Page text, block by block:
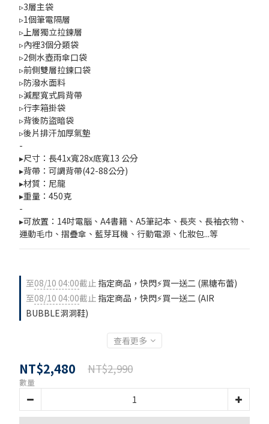
▹3層主袋
▹1個筆電隔層
▹上層獨立拉鍊層
▹內裡3個分類袋
▹2側水壺雨傘口袋
▹前側雙層拉鍊口袋
▹防潑水面料
▹減壓寬式肩背帶
▹行李箱掛袋
▹背後防盜暗袋
▹後片排汗加厚氣墊
-
▸尺寸：長41x寬28x底寬13 公分
▸背帶：可調背帶(42-88公分)
▸材質：尼龍
▸重量：450克
-
▸可放置：14吋電腦、A4書籍、A5筆記本、長夾、長袖衣物、
運動毛巾、摺疊傘、藍芽耳機、行動電源、化妝包...等
至08/10 04:00截止 指定商品，快閃⚡買一送二 (黑糖布蕾)
至08/10 04:00截止 指定商品，快閃⚡買一送二 (AIR
BUBBLE洞洞鞋)
查看更多
NT$2,480 NT$2,990
數量